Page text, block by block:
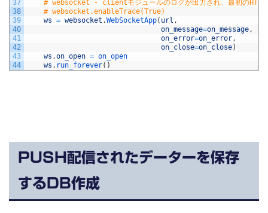
37
38
39
40
41
42
43
44
# websocket - clientモジュールのログが出力され、最初のHTTP
# websocket.enableTrace(True)
ws = websocket .WebSocketApp( url ,
on_message=on_message,
on_error=on_error,
on_close=on_close)
ws .on_open = on_open
ws . run_forever( )
PUSH配信されたデーターを保存
するDB作成